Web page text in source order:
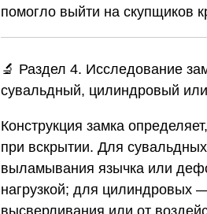
помогло выйти на скупщиков
🔬 Раздел 4. Исследование
сувальдный, цилиндровый
Конструкция замка
при вскрытии. Для
выламывания язычка или
нагрузкой; для цилиндровых